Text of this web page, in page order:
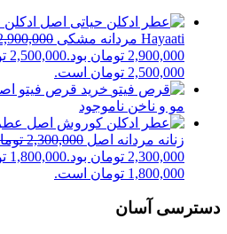
Hayaati مردانه مشکی
2,900,000 تومان بود.
2,500,000
2,500,000 تومان است.
خرید قرص فیتو
مو و ناخن ناموجود
زنانه مردانه اصل 2,300,000
2,300,000 تومان بود.
1,800,000
1,800,000 تومان است.
دسترسی آسان